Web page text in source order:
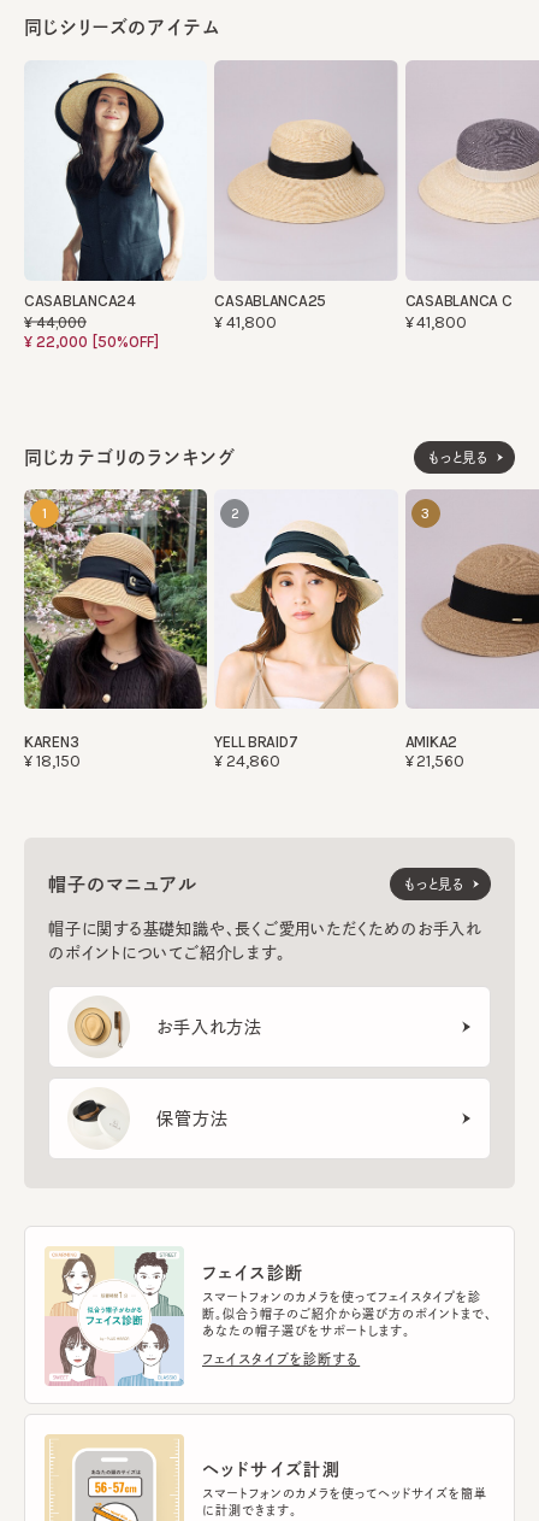
同じシリーズのアイテム
CASABLANCA24
¥44,000
¥22,000 [50%OFF]
CASABLANCA25
¥41,800
CASABLANCA C
¥41,800
同じカテゴリのランキング もっと見る
1
KAREN3
¥18,150
2
YELL BRAID7
¥24,860
3
AMIKA2
¥21,560
帽子のマニュアル
帽子に関する基礎知識や、長くご愛用いただくためのお手入れ
のポイントについてご紹介します。
お手入れ方法
保管方法
もっと見る
フェイス診断
スマートフォンのカメラを使ってフェイスタイプを診
断。似合う帽子のご紹介から選び方のポイントまで、
あなたの帽子選びをサポートします。
フェイスタイプを診断する
ヘッドサイズ計測
スマートフォンのカメラを使ってヘッドサイズを簡単
に計測できます。